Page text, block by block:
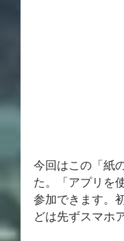
今回はこの「紙
た。「アプリを
参加できます。
どは先ずスマホ